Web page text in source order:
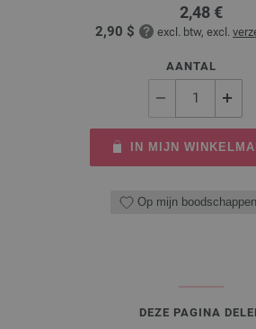
2,48 €
2,90 $ excl. btw, excl.
AANTAL
IN MIJN
Op mijn
DEZE PAGINA